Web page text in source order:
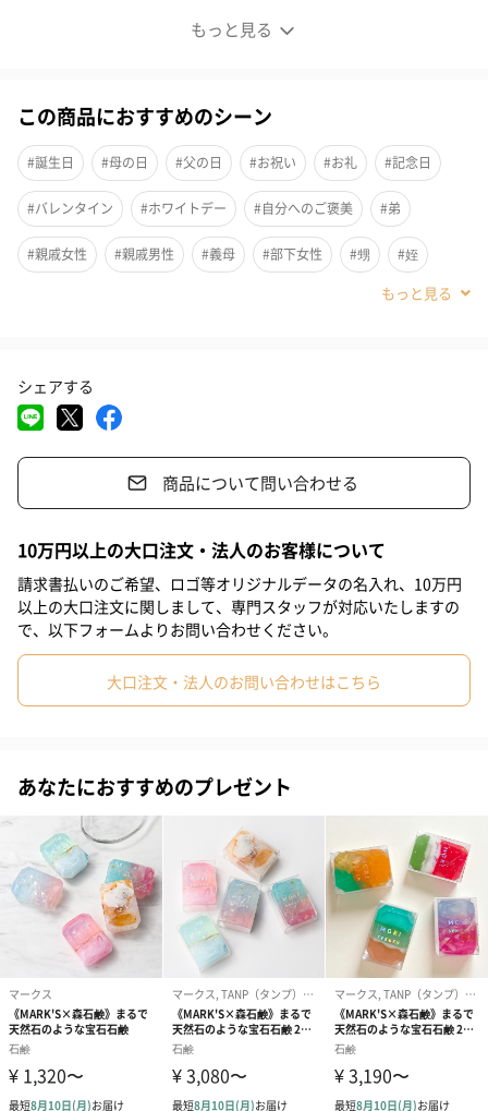
もっと見る
まるで天然石のような宝石石鹸
宝石のように輝き、爽やかな香りが広がる石鹸。
きめ細かい優しい泡が、顔も体も手も、しっとりと包み込みなが
らさっぱりと洗い上げます。
すべて職人の手作りで、ひとつひとつに心がこもった特別な一品
ちょっとしたプレゼントに
見た目も美しい宝石石鹸は自分用にもプレゼントにもおすすめで
す。
※商品写真はイメージです。すべて手作業で製作しているため、
柄や色味の出方には個体差がございます。掲載写真と異なるデザ
インの商品がお手元に届く場合がございますが、手作りならでは
の風合いとしてお楽しみいただけますと幸いです。予めご了承の
上、ご購入ください。
＜甘いスイカの香り＞
みずみずしいスイカの果肉が涼やかに弾けて、ほんのり青さを残
すキューカンバーとメロンが軽やかに広がります。
そこへ、陽だまりのようなアプリコットがやさしく寄り添い、果
実が風にとけてゆくような、爽やかで甘い余韻を残します。
ナンゴクビーチ
＜南国ピーチの香り＞
この商品におすすめのシーン
#誕生日 #母の日 #父の日 #お祝い #お礼 #記念日
#バレンタイン #ホワイトデー #自分へのご褒美 #弟
#親戚女性 #親戚男性 #義母 #部下女性 #甥 #姪
#女子大学生
#男性 #女友達
#40代 #50代
シェアする
商品について問い合わせる
10万円以上の大口注文・法人のお客様について
請求書払いのご希望、ロゴ等オリジナルデータの名入れ、10万円
以上の大口注文に関しまして、専門スタッフが対応いたしますの
で、以下フォームよりお問い合わせください。
大口注文・法人のお問い合わせはこちら
あなたにおすすめのプレゼント